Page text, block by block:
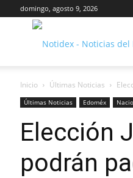
domingo, agosto 9, 2026
Inicio Últimas Noticias
Últimas Noticias Edoméx
Elección
podrán